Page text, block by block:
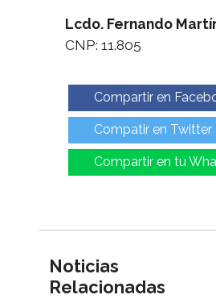
Lcdo. Fernando
CNP: 11.805
Compartir en
Compatir en Twitter
Compartir en tu
Noticias
Relacionadas